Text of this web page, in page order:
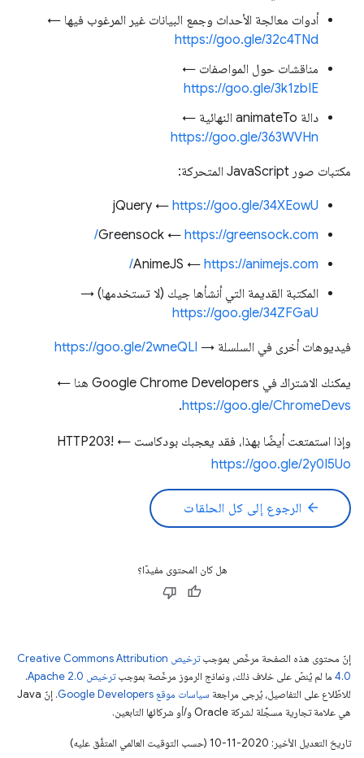
أدوات معالجة الأحداث وجمع البيانات غير المرغوب فيها ←
https://goo.gle/32c4TNd
مناقشات حول المواصفات ←
https://goo.gle/3k1zbIE
دالة animateTo النهائية ←
https://goo.gle/363WVHn
مكتبات صور JavaScript المتحركة:
jQuery ← https://goo.gle/34XEowU
Greensock ← https://greensock.com/
AnimeJS ← https://animejs.com/
المكتبة القديمة التي أنشأها جيك (لا تستخدمها) →
https://goo.gle/34ZFGaU
فيديوهات أخرى في السلسلة → https://goo.gle/2wneQLl
يمكنك الاشتراك في Google Chrome Developers هنا ←
https://goo.gle/ChromeDevs
.
وإذا استمتعت أيضًا بهذا، فقد يعجبك بودكاست HTTP203! ←
https://goo.gle/2y0I5Uo
arrow_back الرجوع إلى كل الحلقات
هل كان المحتوى مفيدًا؟
إنّ محتوى هذه الصفحة مرخّص بموجب
ترخيص Creative Commons Attribution
4.0‏ ما لم يُنصّ على خلاف ذلك، ونماذج الرموز مرخّصة بموجبترخيص Apache 2.0‏
.
للاطّلاع على التفاصيل، يُرجى مراجعة سياسات موقع Google Developers‏
. إنّ Java
هي علامة تجارية مسجَّلة لشركة Oracle و/أو شركائها التابعين.
تاريخ التعديل الأخير: 2020-11-10 (حسب التوقيت العالمي المتفَّق عليه)